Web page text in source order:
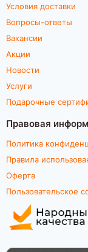
Условия доставки
Вопросы-ответы
Вакансии
Акции
Новости
Услуги
Подарочные
Правовая
Политика
Правила
Оферта
Пользовательское